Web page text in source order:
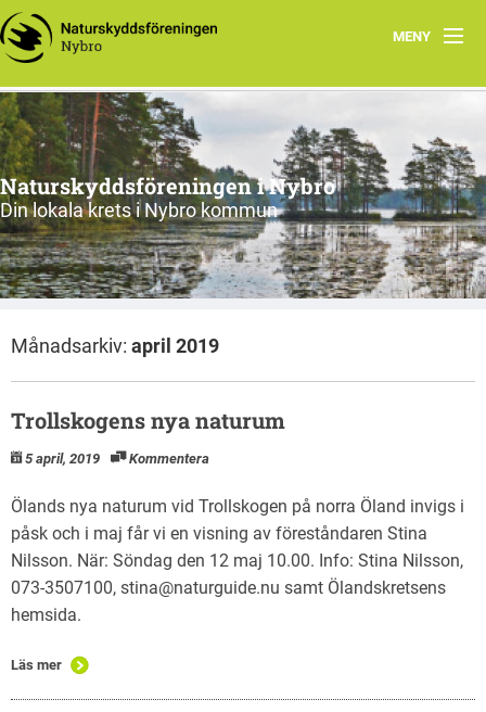
MENY
Hem
Kontakta oss
Naturskyddsföreningen i Nybro
Din lokala krets i Nybro kommun
Månadsarkiv: april 2019
Trollskogens nya naturum
5 april, 2019 Kommentera
Ölands nya naturum vid Trollskogen på norra Öland invigs i
påsk och i maj får vi en visning av föreståndaren Stina
Nilsson. När: Söndag den 12 maj 10.00. Info: Stina Nilsson,
073-3507100, stina@naturguide.nu samt Ölandskretsens
hemsida.
Läs mer